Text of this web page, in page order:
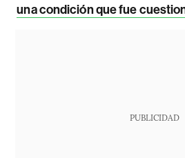
una condición que fue
PUBLICIDAD